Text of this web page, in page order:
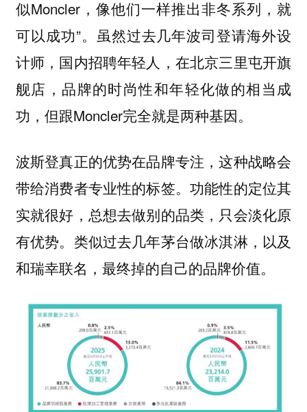
似Moncler，像他们一样推出非冬系列，就
可以成功”。虽然过去几年波司登请海外设
计师，国内招聘年轻人，在北京三里屯开旗
舰店，品牌的时尚性和年轻化做的相当成
功，但跟Moncler完全就是两种基因。
波斯登真正的优势在品牌专注，这种战略会
带给消费者专业性的标签。功能性的定位其
实就很好，总想去做别的品类，只会淡化原
有优势。类似过去几年茅台做冰淇淋，以及
和瑞幸联名，最终掉的自己的品牌价值。